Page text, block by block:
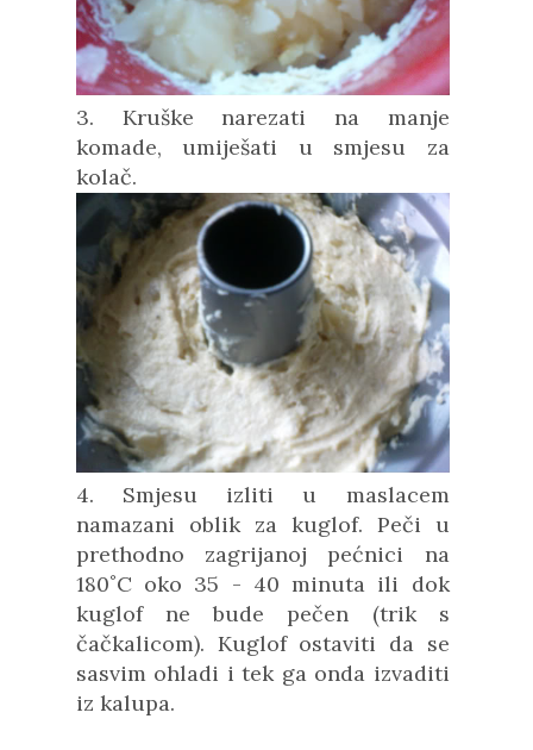
3. Kruške narezati na manje
komade, umiješati u smjesu za
kolač.
4. Smjesu izliti u maslacem
namazani oblik za kuglof. Peči u
prethodno zagrijanoj pećnici na
180˚C oko 35 - 40 minuta ili dok
kuglof ne bude pečen (trik s
čačkalicom). Kuglof ostaviti da se
sasvim ohladi i tek ga onda izvaditi
iz kalupa.